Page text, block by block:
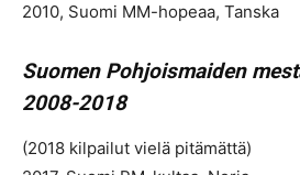
2010, Suomi MM-hopeaa, Tanska
Suomen Pohjoismaiden
2008-2018
(2018 kilpailut vielä pitämättä)